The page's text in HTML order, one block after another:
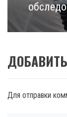
Для отправки